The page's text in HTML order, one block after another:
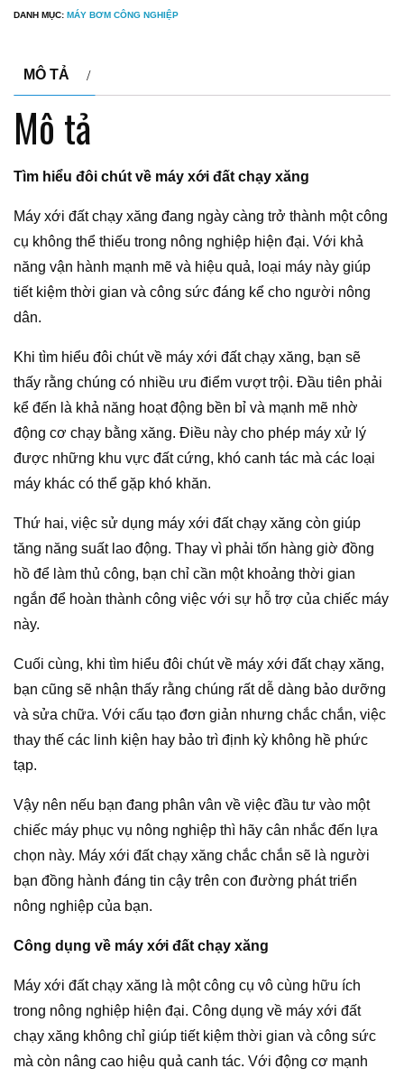
DANH MỤC: MÁY BƠM CÔNG NGHIỆP
MÔ TẢ
Mô tả
Tìm hiểu đôi chút về máy xới đất chạy xăng
Máy xới đất chạy xăng đang ngày càng trở thành một công
cụ không thể thiếu trong nông nghiệp hiện đại. Với khả
năng vận hành mạnh mẽ và hiệu quả, loại máy này giúp
tiết kiệm thời gian và công sức đáng kể cho người nông
dân.
Khi tìm hiểu đôi chút về máy xới đất chạy xăng, bạn sẽ
thấy rằng chúng có nhiều ưu điểm vượt trội. Đầu tiên phải
kể đến là khả năng hoạt động bền bỉ và mạnh mẽ nhờ
động cơ chạy bằng xăng. Điều này cho phép máy xử lý
được những khu vực đất cứng, khó canh tác mà các loại
máy khác có thể gặp khó khăn.
Thứ hai, việc sử dụng máy xới đất chạy xăng còn giúp
tăng năng suất lao động. Thay vì phải tốn hàng giờ đồng
hồ để làm thủ công, bạn chỉ cần một khoảng thời gian
ngắn để hoàn thành công việc với sự hỗ trợ của chiếc máy
này.
Cuối cùng, khi tìm hiểu đôi chút về máy xới đất chạy xăng,
bạn cũng sẽ nhận thấy rằng chúng rất dễ dàng bảo dưỡng
và sửa chữa. Với cấu tạo đơn giản nhưng chắc chắn, việc
thay thế các linh kiện hay bảo trì định kỳ không hề phức
tạp.
Vậy nên nếu bạn đang phân vân về việc đầu tư vào một
chiếc máy phục vụ nông nghiệp thì hãy cân nhắc đến lựa
chọn này. Máy xới đất chạy xăng chắc chắn sẽ là người
bạn đồng hành đáng tin cậy trên con đường phát triển
nông nghiệp của bạn.
Công dụng về máy xới đất chạy xăng
Máy xới đất chạy xăng là một công cụ vô cùng hữu ích
trong nông nghiệp hiện đại. Công dụng về máy xới đất
chạy xăng không chỉ giúp tiết kiệm thời gian và công sức
mà còn nâng cao hiệu quả canh tác. Với động cơ mạnh